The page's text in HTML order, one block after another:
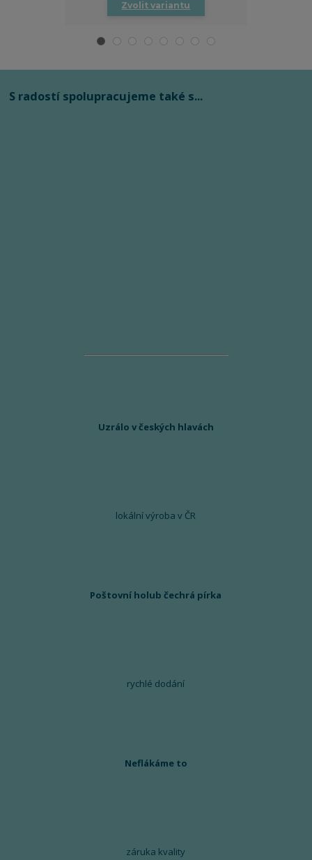
Zvolit variantu
S radostí spolupracujeme také s...
Uzrálo v českých hlavách
lokální výroba v ČR
Poštovní holub čechrá pírka
rychlé dodání
Neflákáme to
záruka kvality